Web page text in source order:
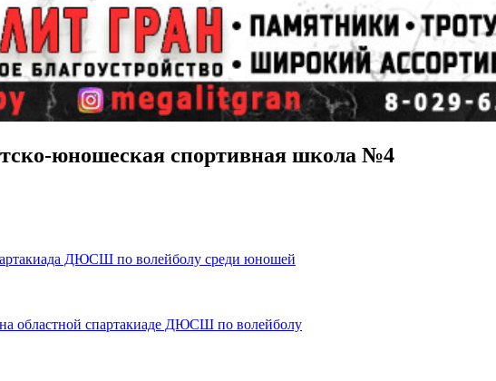
юношеская спортивная школа №4
ДЮСШ по волейболу среди юношей
на областной спартакиаде ДЮСШ по волейболу